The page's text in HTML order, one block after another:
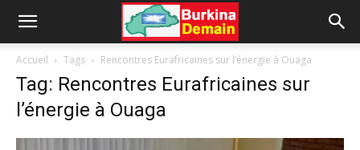
Accueil Tags Rencontres Eurafricaines sur l’énergie à Ouaga
Tag: Rencontres Eurafricaines sur
l’énergie à Ouaga